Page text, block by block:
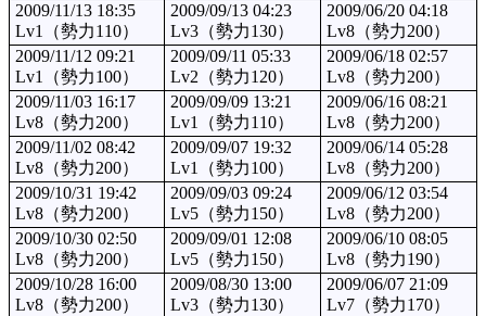
2009/11/13 18:35
Lv1（勢力110）
2009/09/13 04:23
Lv3（勢力130）
2009/06/20 04:18
Lv8（勢力200）
2009/11/12 09:21
Lv1（勢力100）
2009/09/11 05:33
Lv2（勢力120）
2009/06/18 02:57
Lv8（勢力200）
2009/11/03 16:17
Lv8（勢力200）
2009/09/09 13:21
Lv1（勢力110）
2009/06/16 08:21
Lv8（勢力200）
2009/11/02 08:42
Lv8（勢力200）
2009/09/07 19:32
Lv1（勢力100）
2009/06/14 05:28
Lv8（勢力200）
2009/10/31 19:42
Lv8（勢力200）
2009/09/03 09:24
Lv5（勢力150）
2009/06/12 03:54
Lv8（勢力200）
2009/10/30 02:50
Lv8（勢力200）
2009/09/01 12:08
Lv5（勢力150）
2009/06/10 08:05
Lv8（勢力190）
2009/10/28 16:00
Lv8（勢力200）
2009/08/30 13:00
Lv3（勢力130）
2009/06/07 21:09
Lv7（勢力170）